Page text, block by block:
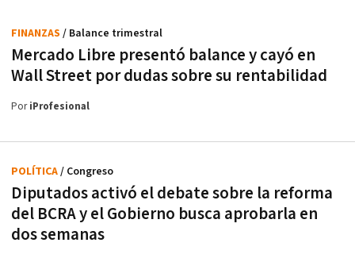
Mercado Libre presentó balance y cayó en
Wall Street por dudas sobre su rentabilidad
FINANZAS / Balance trimestral
PoriProfesional
Diputados activó el debate sobre la reforma
del BCRA y el Gobierno busca aprobarla en
dos semanas
POLÍTICA/ Congreso